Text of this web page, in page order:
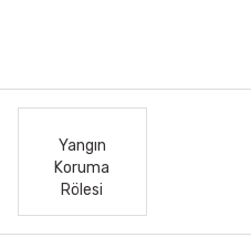
Yangın
Koruma
Rölesi